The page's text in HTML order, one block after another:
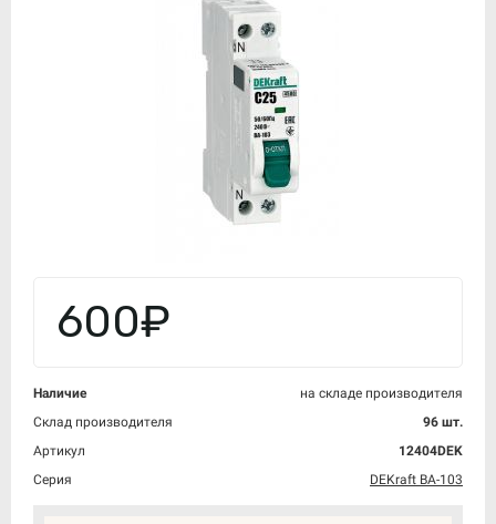
600₽
Наличие
на складе производителя
Склад производителя
96 шт.
Артикул
12404DEK
Серия
DEKraft ВА-103